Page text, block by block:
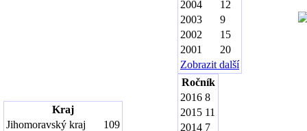
Kraj
Jihomoravský kraj
109
2004
12
2003
9
2002
15
2001
20
Zobrazit další
Ročník
2016 8
2015 11
2014 7